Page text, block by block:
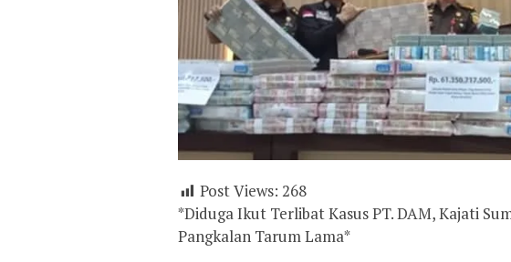
Post Views: 268
*Diduga Ikut Terlibat Kasus PT. DAM, Kajati
Pangkalan Tarum Lama*